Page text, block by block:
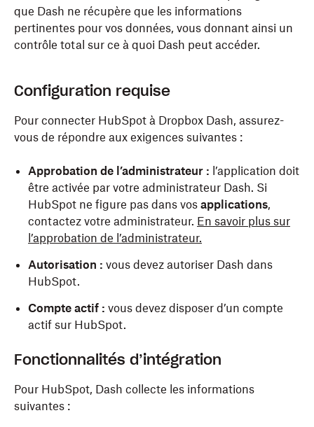
que Dash ne récupère que les informations
pertinentes pour vos données, vous donnant ainsi un
contrôle total sur ce à quoi Dash peut accéder.
Configuration requise
Pour connecter HubSpot à Dropbox Dash, assurez-
vous de répondre aux exigences suivantes :
Approbation de l’administrateur : l’application doit
être activée par votre administrateur Dash. Si
HubSpot ne figure pas dans vos applications,
contactez votre administrateur. En savoir plus sur
l’approbation de l’administrateur.
Autorisation : vous devez autoriser Dash dans
HubSpot.
Compte actif : vous devez disposer d’un compte
actif sur HubSpot.
Fonctionnalités d’intégration
Pour HubSpot, Dash collecte les informations
suivantes :